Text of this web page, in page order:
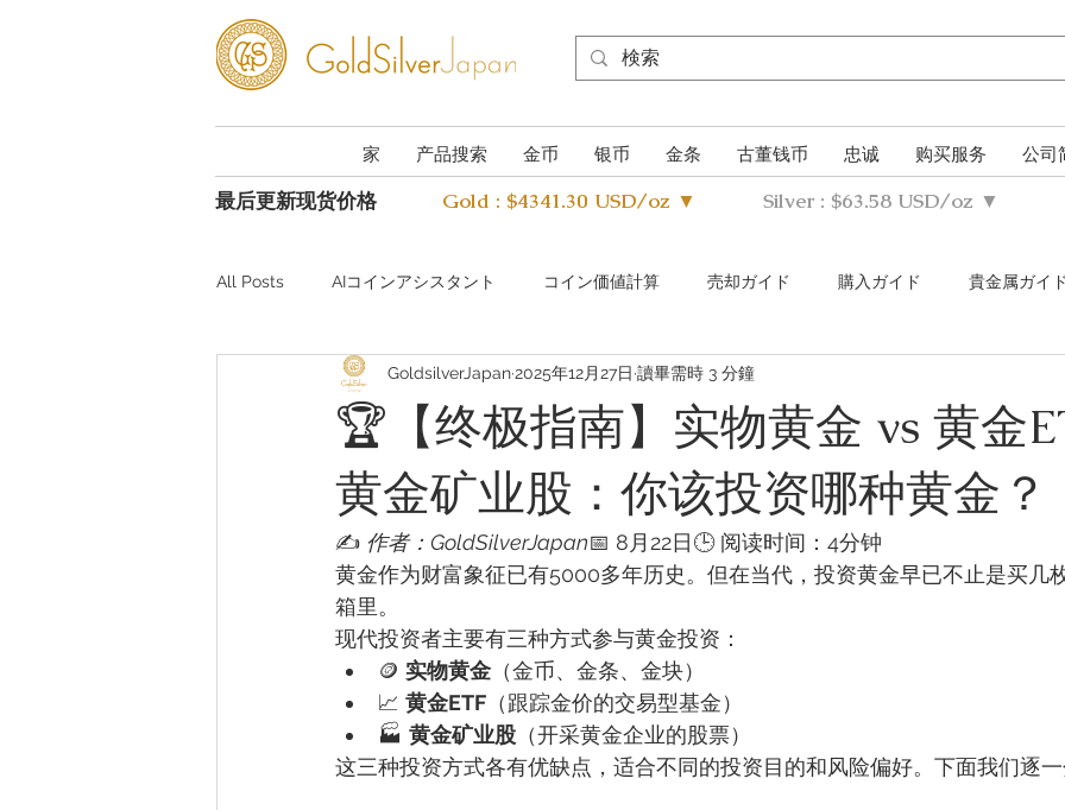
家 产品搜索 金币 银币 金条 古董钱币 忠诚 购买服务 公司
最后更新现货价格 Gold : $4341.30 USD/oz ▼ Silver : $63.58 USD/oz ▼
All Posts AIコインアシスタント ​コイン価値計算 売却ガイド 購入ガイド 貴金属ガイ
Investing guide Q&A Precious Metals Guide Q&A Buying Guide Q&A
AI Coin Assistant Q&A Coin Authentication Guide
🏆【终极指南】实物黄金 vs 黄金
黄金矿业股：你该投资哪种黄金？
GoldsilverJapan2025年12月27日 讀畢需時 3 分鐘
✍️ 作者：GoldSilverJapan📅 8月22日🕒 阅读时间：4分钟
黄金作为财富象征已有5000多年历史。但在当代，投资黄金早已不止是买几
箱里。
现代投资者主要有三种方式参与黄金投资：
🪙 实物黄金 （金币、金条、金块）
📈 黄金ETF （跟踪金价的交易型基金）
🏭 黄金矿业股 （开采黄金企业的股票）
这三种投资方式各有优缺点，适合不同的投资目的和风险偏好。下面我们逐